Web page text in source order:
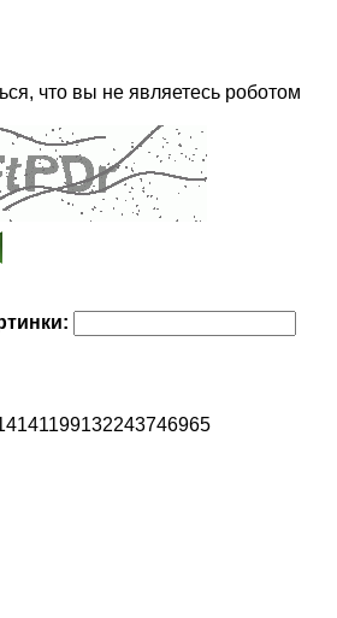
что вы не являетесь роботом